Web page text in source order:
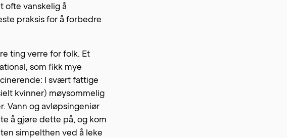
ofte vanskelig å
praksis for å forbedre
ting verre for folk. Et
som fikk mye
I svært fattige
kvinner) møysommelig
Vann og avløpsingeniør
å gjøre dette på, og kom
simpelthen ved å leke